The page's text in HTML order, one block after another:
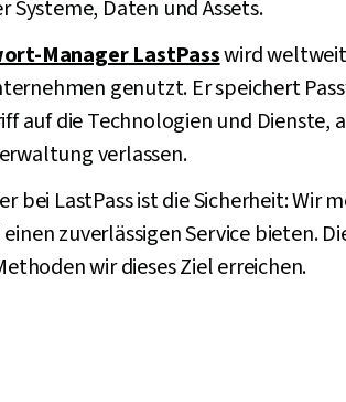
Systeme, Daten und Assets.
Manager LastPasswird
genutzt. Er speichert
auf die Technologien und Dienste,
verlassen.
bei LastPass ist die Sicherheit: Wir
zuverlässigen Service bieten.
wir dieses Ziel erreichen.